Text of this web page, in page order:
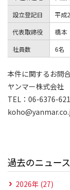
設立登記日
平成
代表取締役
橋
社員数
6名
本件に関するお問
ヤンマー株式会社
TEL：06-6376-
過去のニュー
2026年 (27)